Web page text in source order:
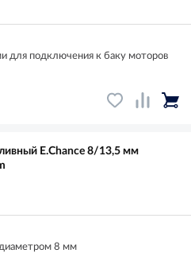
для подключения к баку моторов
E.Chance 8/13,5 мм
8 мм